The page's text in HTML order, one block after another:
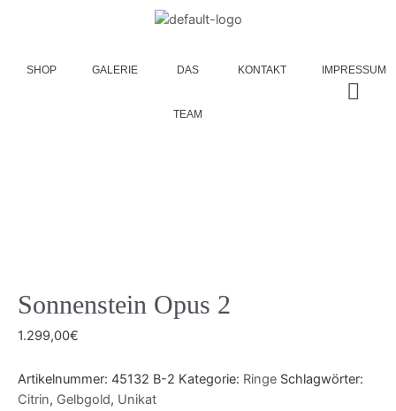
SHOP GALERIE DAS
TEAM
KONTAKT IMPRESSUM
Sonnenstein Opus 2
1.299,00€
Artikelnummer: 45132 B-2 Kategorie: Ringe Schlagwörter:
Citrin, Gelbgold, Unikat